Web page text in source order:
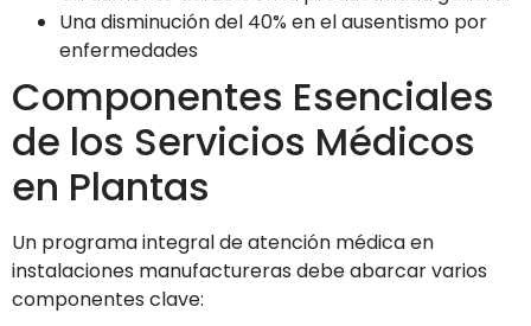
Una disminución del 40% en el ausentismo por
enfermedades
Componentes Esenciales
de los Servicios Médicos
en Plantas
Un programa integral de atención médica en
instalaciones manufactureras debe abarcar varios
componentes clave: